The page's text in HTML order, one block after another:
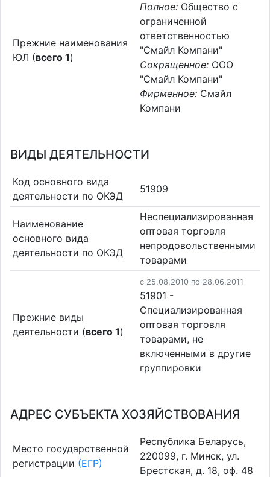
Прежние наименования
ЮЛ (всего 1)
Полное: Общество с
ограниченной
ответственностью
"Смайл Компани"
Сокращенное: ООО
"Смайл Компани"
Фирменное: Смайл
Компани
ВИДЫ ДЕЯТЕЛЬНОСТИ
Код основного вида
деятельности по ОКЭД
51909
Наименование
основного вида
деятельности по ОКЭД
Неспециализированная
оптовая торговля
непродовольственными
товарами
Прежние виды
деятельности (всего 1)
c 25.08.2010 по 28.06.2011
51901 -
Специализированная
оптовая торговля
товарами, не
включенными в другие
группировки
АДРЕС СУБЪЕКТА ХОЗЯЙСТВОВАНИЯ
Место государственной
регистрации (ЕГР)
Республика Беларусь,
220099, г. Минск, ул.
Брестская, д. 18, оф. 48